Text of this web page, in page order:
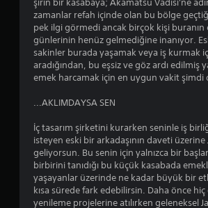
zamanlar refah içinde olan bu bölge
pek ilgi görmedi ancak birçok kişi buranın
günlerinin henüz gelmediğine inanıyor.
sakinler burada yaşamak veya iş kurmak
aradığından, bu eşsiz ve göz ardı edilmiş
emek harcamak için en uygun vakit şimdi
...AKLIMDAYSA SEN
İç tasarım şirketini kurarken seninle iş
isteyen eski bir arkadaşının daveti
geliyorsun. Bu senin için yalnızca bir
birbirini tanıdığı bu küçük kasabada
yaşayanlar üzerinde ne kadar büyük bir
kısa sürede fark edebilirsin. Daha önce
yenileme projelerine atılırken geleneksel